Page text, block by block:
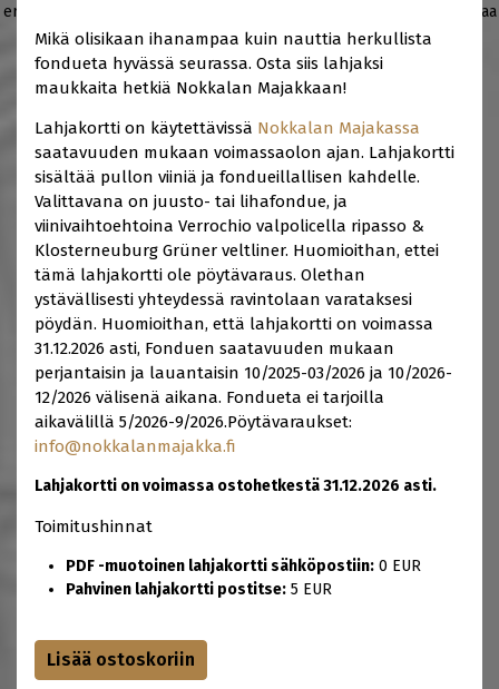
erikoistapahtumien sekä brunssien lahjakortit
. Lahjakortteja voi ostaa
myös suoraan ravintoloistamme ja hotelleistamme.
Kaikki kategoriat Ravintolat Hotellit
Tarjoukset Tapahtumat
Mikä olisikaan ihanampaa kuin nauttia herkullista
fondueta hyvässä seurassa. Osta siis lahjaksi
maukkaita hetkiä Nokkalan Majakkaan!
Lahjakortti on käytettävissä Nokkalan Majakassa
saatavuuden mukaan voimassaolon ajan. Lahjakortti
sisältää pullon viiniä ja fondueillallisen kahdelle.
Valittavana on juusto- tai lihafondue, ja
viinivaihtoehtoina Verrochio valpolicella ripasso &
Klosterneuburg Grüner veltliner. Huomioithan, ettei
tämä lahjakortti ole pöytävaraus. Olethan
ystävällisesti yhteydessä ravintolaan varataksesi
pöydän. Huomioithan, että lahjakortti on voimassa
31.12.2026 asti, Fonduen saatavuuden mukaan
perjantaisin ja lauantaisin 10/2025-03/2026 ja 10/2026-
12/2026 välisenä aikana. Fondueta ei tarjoilla
aikavälillä 5/2026-9/2026.Pöytävaraukset:
info@nokkalanmajakka.fi
Lahjakortti on voimassa ostohetkestä 31.12.2026 asti.
Toimitushinnat
PDF -muotoinen lahjakortti sähköpostiin: 0 EUR
Pahvinen lahjakortti postitse: 5 EUR
FONDUEILLALLINEN KAHDELLE NOKKALAN
MAJAKASSA
Pullo viiniä ja fondue kahdelle Nokkalan Majakassa,